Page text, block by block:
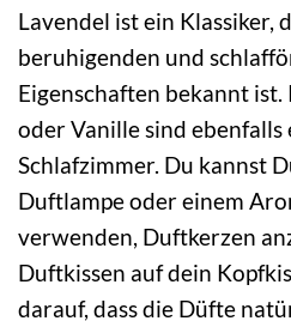
Lavendel ist ein Klassiker,
beruhigenden und
Eigenschaften bekannt
oder Vanille sind
Schlafzimmer. Du kannst
Duftlampe oder einem
verwenden, Duftkerzen
Duftkissen auf dein
darauf, dass die Düfte